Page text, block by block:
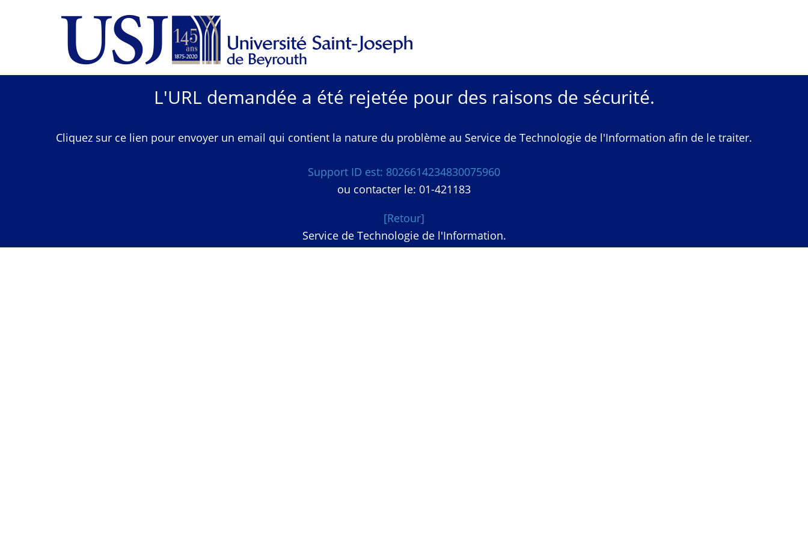
L'URL demandée a été rejetée pour des raisons de sécurité.
Cliquez sur ce lien pour envoyer un email qui contient la nature du problème au Service de Technologie de l'Information afin de le traiter.
Support ID est: 8026614234830075960
ou contacter le: 01-421183
[Retour]
Service de Technologie de l'Information.